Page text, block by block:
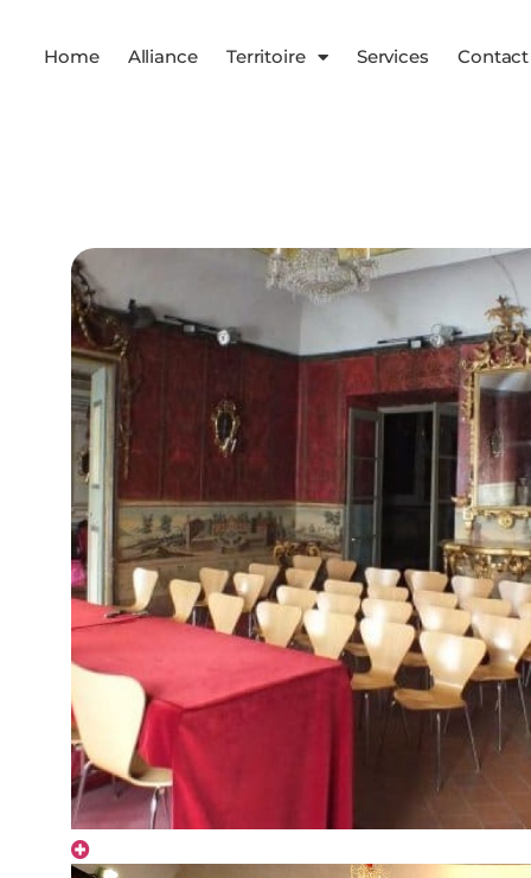
Home Alliance Territoire Services Contact